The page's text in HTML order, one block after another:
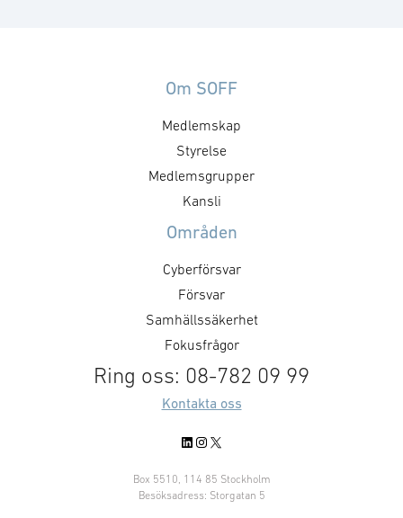
Om SOFF
Medlemskap
Styrelse
Medlemsgrupper
Kansli
Områden
Cyberförsvar
Försvar
Samhällssäkerhet
Fokusfrågor
Ring oss: 08-782 09 99
Kontakta oss
LinkedIn
Instagram
X
Box 5510, 114 85 Stockholm
Besöksadress: Storgatan 5